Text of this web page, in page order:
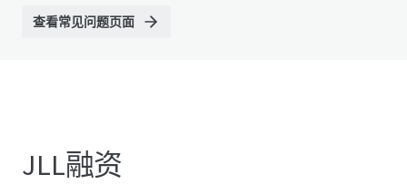
查看常见问题页面
JLL融资